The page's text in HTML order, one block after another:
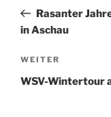
Beitrag
Rasanter
in Aschau
Nächster
Beitrag
WEITER
WSV-Wintertour